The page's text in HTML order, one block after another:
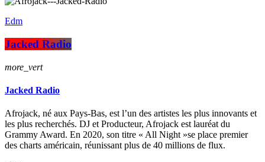
Edm
Jacked Radio
more_vert
Jacked Radio
Afrojack, né aux Pays-Bas, est l’un des artistes les plus innovants et
les plus recherchés. DJ et Producteur, Afrojack est lauréat du
Grammy Award. En 2020, son titre « All Night »se place premier
des charts américain, réunissant plus de 40 millions de flux.